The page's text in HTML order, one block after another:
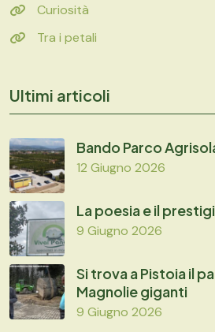
Curiosità
Tra i petali
Ultimi articoli
Bando Parco
12 Giugno 2026
La poesia e il
9 Giugno 2026
Si trova a Pistoia il
Magnolie giganti
9 Giugno 2026